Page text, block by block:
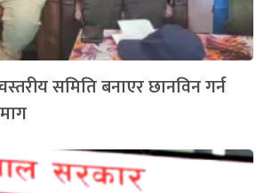
समिति बनाएर छानविन गर्न